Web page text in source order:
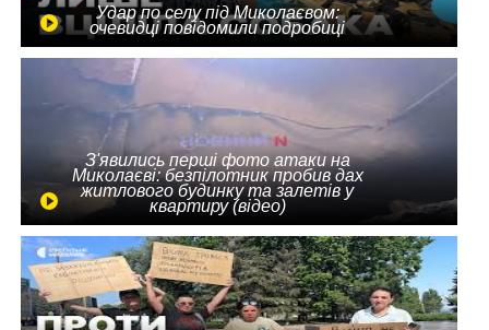
Удар по селу під Миколаєвом:
очевидці повідомили подробиці
З'явились перші фото атаки на
Миколаєві: безпілотник пробив дах
житлового будинку та залетів у
квартиру (відео)